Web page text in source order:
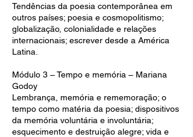
Tendências da poesia contemporânea em
outros países; poesia e cosmopolitismo;
globalização, colonialidade e relações
internacionais; escrever desde a América
Latina.
Módulo 3 – Tempo e memória – Mariana
Godoy
Lembrança, memória e rememoração; o
tempo como matéria da poesia; dispositivos
da memória voluntária e involuntária;
esquecimento e destruição alegre; vida e